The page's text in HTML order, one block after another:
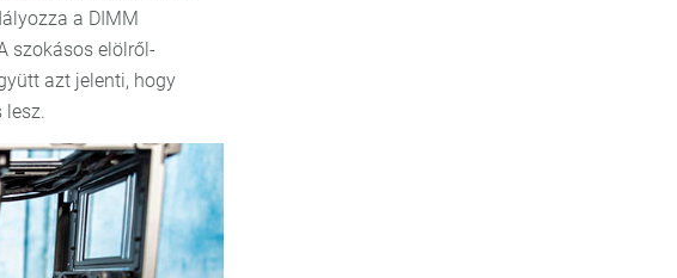
a DIMM
szokásos elölről-
azt jelenti, hogy